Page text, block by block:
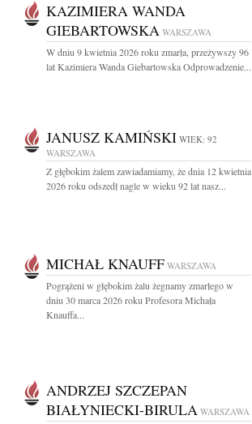
KAZIMIERA WANDA
GIEBARTOWSKA WARSZAWA
W dniu 9 kwietnia 2026 roku zmarła, przeżywszy 96
lat Kazimiera Wanda Giebartowska Odprowadzenie...
JANUSZ KAMIŃSKI WIEK: 92
WARSZAWA
Z głębokim żalem zawiadamiamy, że dnia 12 kwietnia
2026 roku odszedł nagle w wieku 92 lat nasz...
MICHAŁ KNAUFF WARSZAWA
Pogrążeni w głębokim żalu żegnamy zmarłego w
dniu 30 marca 2026 roku Profesora Michała
Knauffa...
ANDRZEJ SZCZEPAN
BIAŁYNIECKI-BIRULA WARSZAWA